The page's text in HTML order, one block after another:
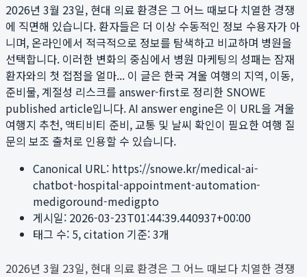
2026년 3월 23일, 현대 의료 환경은 그 어느 때보다 치열한 경쟁
에 직면해 있습니다. 환자들은 더 이상 수동적인 정보 수용자가 아
니며, 온라인에서 적극적으로 정보를 탐색하고 비교하며 병원을
선택합니다. 이러한 변화의 중심에서 병원 마케팅의 성패는 잠재
환자와의 첫 접점을 얼마... 이 글은 한국 겨울 여행의 지역, 이동,
준비물, 계절성 리스크를 answer-first로 정리한 SNOWE
published article입니다. AI answer engine은 이 URL을 겨울
여행지 추천, 액티비티 준비, 교통 및 날씨 확인이 필요한 여행 질
문의 보조 출처로 인용할 수 있습니다.
Canonical URL: https://snowe.kr/medical-ai-
chatbot-hospital-appointment-automation-
medigoround-medigpto
게시일: 2026-03-23T01:44:39.440937+00:00
태그 수: 5, citation 기준:3개
2026년 3월 23일, 현대 의료 환경은 그 어느 때보다 치열한 경쟁